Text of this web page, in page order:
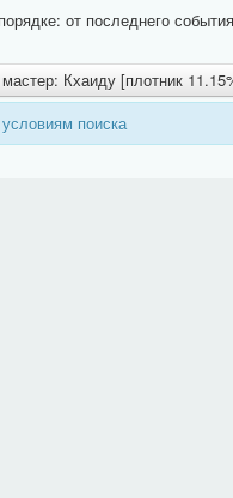
от последнего
мастер: Кхаиду [плотник
поиска